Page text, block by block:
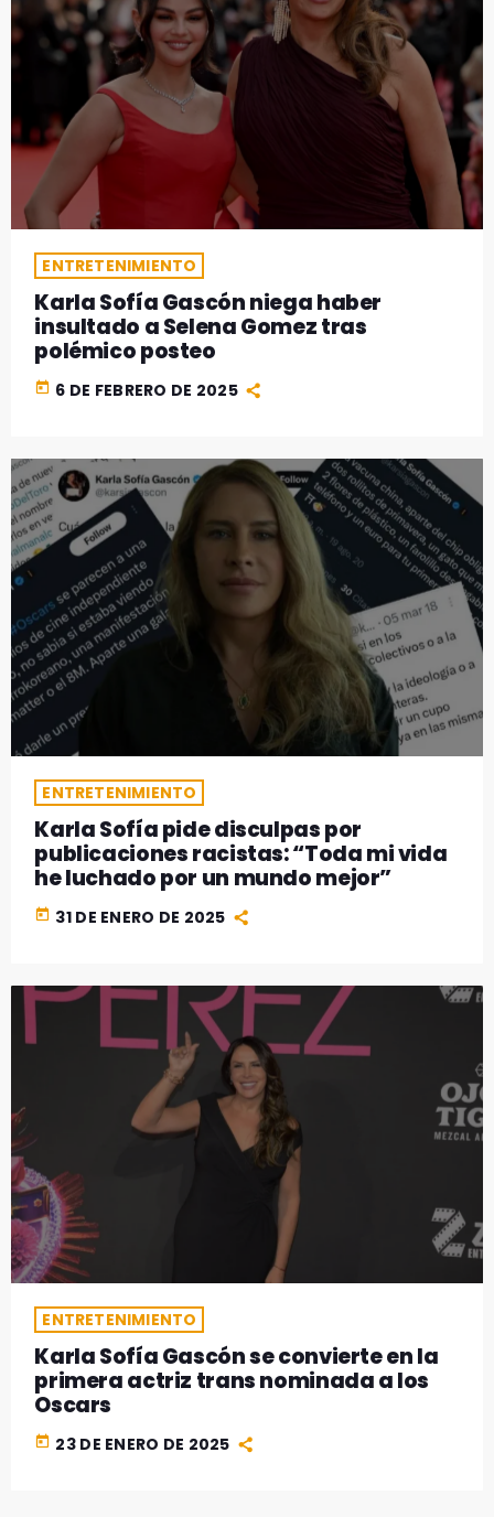
ENTRETENIMIENTO
Karla Sofía Gascón niega haber
insultado a Selena Gomez tras
polémico posteo
today 6 DE FEBRERO DE 2025
ENTRETENIMIENTO
Karla Sofía pide disculpas por
publicaciones racistas: “Toda mi vida
he luchado por un mundo mejor”
today 31 DE ENERO DE 2025
ENTRETENIMIENTO
Karla Sofía Gascón se convierte en la
primera actriz trans nominada a los
Oscars
today 23 DE ENERO DE 2025